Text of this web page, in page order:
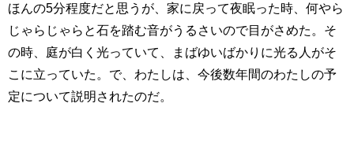
ほんの5分程度だと思うが、家に戻って夜眠った時、何やら
じゃらじゃらと石を踏む音がうるさいので目がさめた。そ
の時、庭が白く光っていて、まばゆいばかりに光る人がそ
こに立っていた。で、わたしは、今後数年間のわたしの予
定について説明されたのだ。